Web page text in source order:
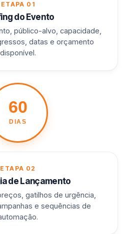
ETAPA 01
do Evento
público-alvo, capacidade,
datas e orçamento
disponível.
60
DIAS
ETAPA 02
de Lançamento
gatilhos de urgência,
e sequências de